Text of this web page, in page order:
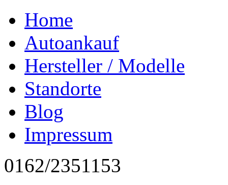
Home
Autoankauf
Hersteller / Modelle
Standorte
Blog
Impressum
0162/2351153